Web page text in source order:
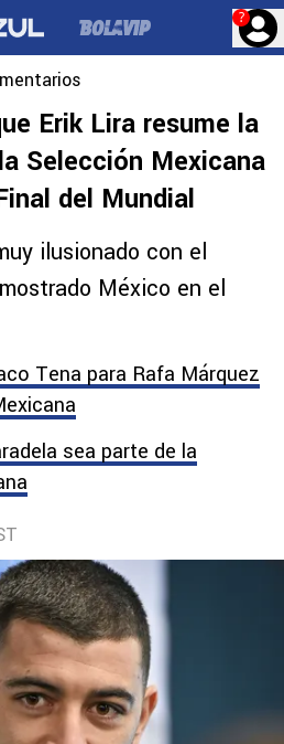
?
Erik Lira resume la
Selección Mexicana
del Mundial
ilusionado con el
México en el
Tena para Rafa Márquez
sea parte de la